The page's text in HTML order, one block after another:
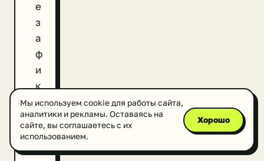
е
з
а
ф
и
к
с
и
р
о
Мы используем cookie для работы сайта,
аналитики и рекламы. Оставаясь на
сайте, вы соглашаетесь с их
использованием.
Хорошо